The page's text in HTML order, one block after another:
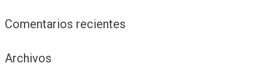
Comentarios recientes
Archivos